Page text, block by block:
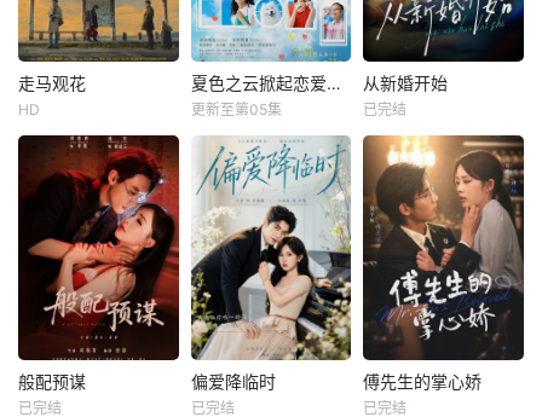
走马观花
HD
夏色之云掀起恋爱与风暴
更新至第05集
从新婚开始
已完结
般配预谋
已完结
偏爱降临时
已完结
傅先生的掌心娇
已完结